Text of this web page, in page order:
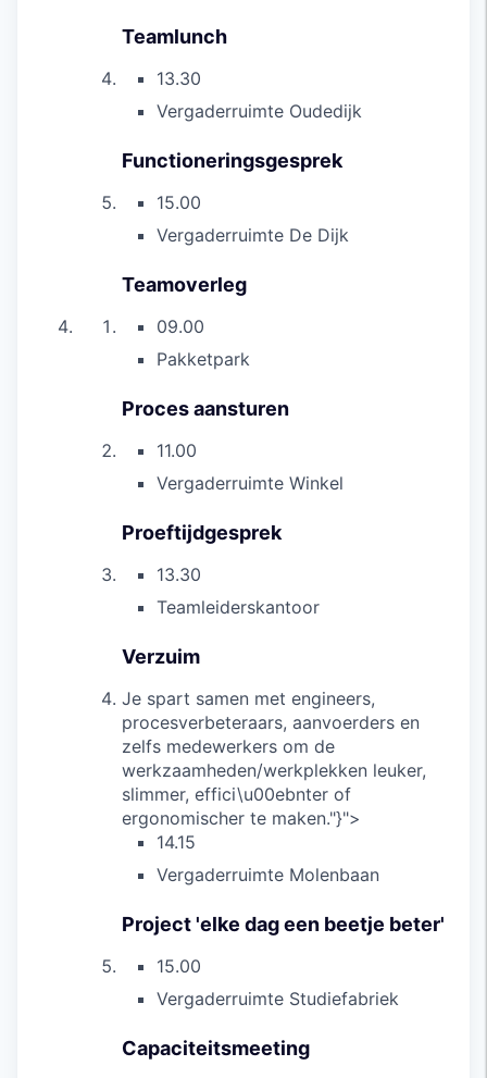
Teamlunch
13.30
Vergaderruimte Oudedijk
Functioneringsgesprek
15.00
Vergaderruimte De Dijk
Teamoverleg
09.00
Pakketpark
Proces aansturen
11.00
Vergaderruimte Winkel
Proeftijdgesprek
13.30
Teamleiderskantoor
Verzuim
Je spart samen met engineers,
procesverbeteraars, aanvoerders en
zelfs medewerkers om de
werkzaamheden/werkplekken leuker,
slimmer, effici\u00ebnter of
ergonomischer te maken."}">
14.15
Vergaderruimte Molenbaan
Project 'elke dag een beetje beter'
15.00
Vergaderruimte Studiefabriek
Capaciteitsmeeting